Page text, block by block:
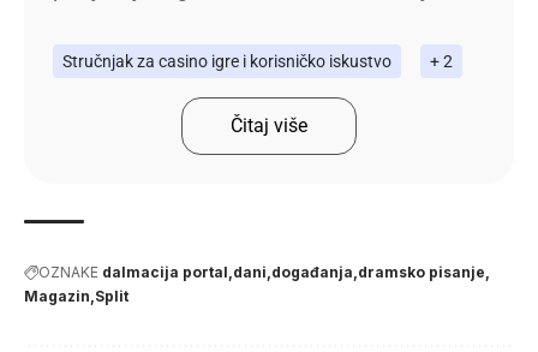
Stručnjak za casino igre i korisničko iskustvo + 2
Čitaj više
OZNAKE dalmacija portal dani događanja dramsko pisanje
Magazin Split